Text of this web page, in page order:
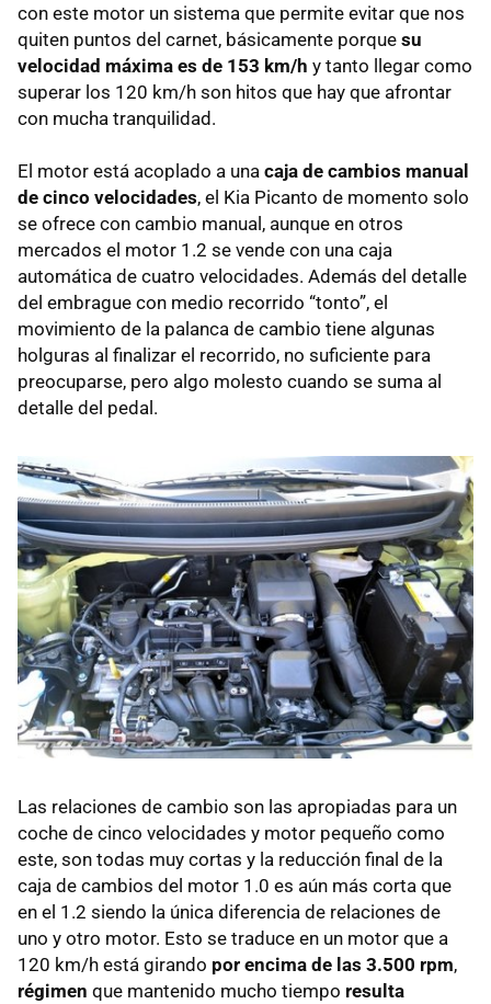
con este motor un sistema que permite evitar que nos
quiten puntos del carnet, básicamente porque su
velocidad máxima es de 153 km/h y tanto llegar como
superar los 120 km/h son hitos que hay que afrontar
con mucha tranquilidad.
El motor está acoplado a una caja de cambios manual
de cinco velocidades, el Kia Picanto de momento solo
se ofrece con cambio manual, aunque en otros
mercados el motor 1.2 se vende con una caja
automática de cuatro velocidades. Además del detalle
del embrague con medio recorrido “tonto”, el
movimiento de la palanca de cambio tiene algunas
holguras al finalizar el recorrido, no suficiente para
preocuparse, pero algo molesto cuando se suma al
detalle del pedal.
Las relaciones de cambio son las apropiadas para un
coche de cinco velocidades y motor pequeño como
este, son todas muy cortas y la reducción final de la
caja de cambios del motor 1.0 es aún más corta que
en el 1.2 siendo la única diferencia de relaciones de
uno y otro motor. Esto se traduce en un motor que a
120 km/h está girando por encima de las 3.500 rpm,
régimen que mantenido mucho tiempo resulta